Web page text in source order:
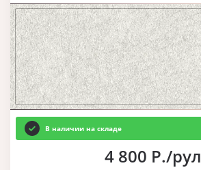
В наличии на складе
4 800 Р./рул